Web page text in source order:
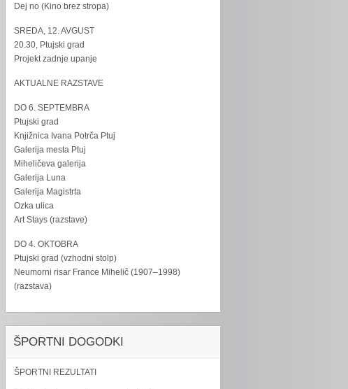
Dej no (Kino brez stropa)
SREDA, 12. AVGUST
20.30, Ptujski grad
Projekt zadnje upanje
AKTUALNE RAZSTAVE
DO 6. SEPTEMBRA
Ptujski grad
Knjižnica Ivana Potrča Ptuj
Galerija mesta Ptuj
Miheličeva galerija
Galerija Luna
Galerija Magistrta
Ozka ulica
Art Stays (razstave)
DO 4. OKTOBRA
Ptujski grad (vzhodni stolp)
Neumorni risar France Mihelič (1907–1998)
(razstava)
ŠPORTNI DOGODKI
ŠPORTNI REZULTATI